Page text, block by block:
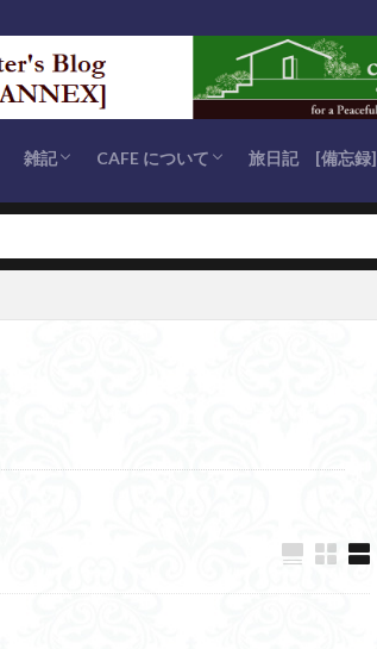
雑記
Coffee Break
MOMIJI 通信
MISC Notes (いろんなこと)
CAFE について
OPENに至るまで
旅日記 [備忘録]